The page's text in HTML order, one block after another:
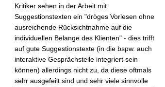
Kritiker sehen in der Arbeit mit
Suggestionstexten ein "dröges Vorlesen ohne
ausreichende Rücksichtnahme auf die
individuellen Belange des Klienten" - dies trifft
auf gute Suggestionstexte (in die bspw. auch
interaktive Gesprächsteile integriert sein
können) allerdings nicht zu, da diese oftmals
sehr ausgefeilt sind und sehr viele sinnvolle